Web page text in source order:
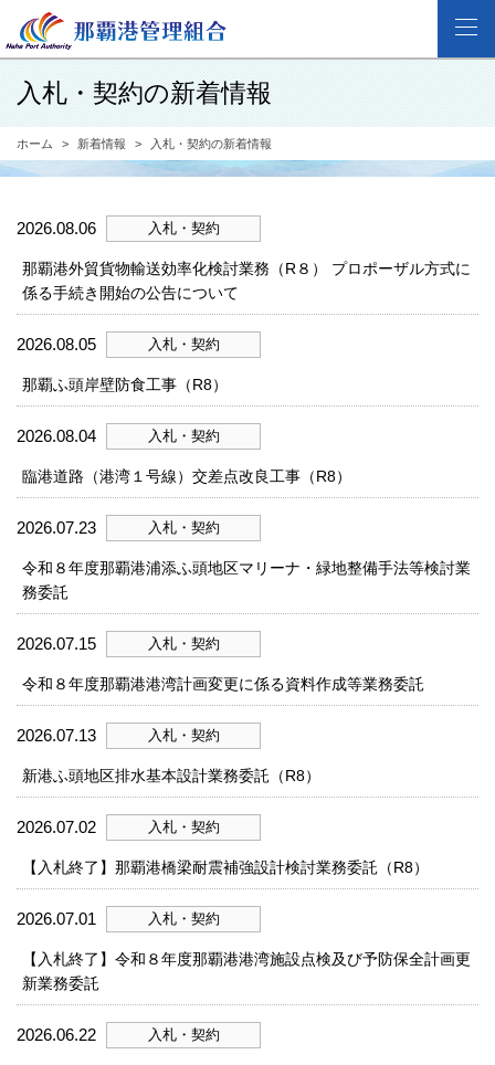
入札・契約の新着情報
ホーム 新着情報 入札・契約の新着情報
2026.08.06 入札・契約
那覇港外貿貨物輸送効率化検討業務（R８） プロポーザル方式に
係る手続き開始の公告について
2026.08.05 入札・契約
那覇ふ頭岸壁防食工事（R8）
2026.08.04 入札・契約
臨港道路（港湾１号線）交差点改良工事（R8）
2026.07.23 入札・契約
令和８年度那覇港浦添ふ頭地区マリーナ・緑地整備手法等検討業
務委託
2026.07.15 入札・契約
令和８年度那覇港港湾計画変更に係る資料作成等業務委託
2026.07.13 入札・契約
新港ふ頭地区排水基本設計業務委託（R8）
2026.07.02 入札・契約
【入札終了】那覇港橋梁耐震補強設計検討業務委託（R8）
2026.07.01 入札・契約
【入札終了】令和８年度那覇港港湾施設点検及び予防保全計画更
新業務委託
2026.06.22 入札・契約